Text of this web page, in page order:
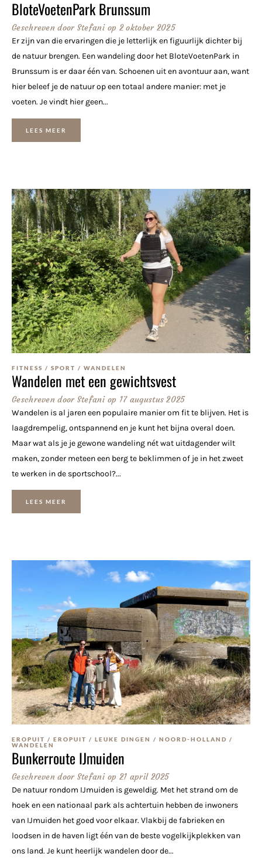
BloteVoetenPark Brunssum
Geschreven doorStefani op 2 oktober 2025
Er zijn van die ervaringen die je letterlijk en figuurlijk dichter bij
de natuur brengen. Een wandeling door het BloteVoetenPark in
Brunssum is er daar één van. Schoenen uit en avontuur aan, want
hier beleef je de natuur op een totaal andere manier: met je
voeten. Je vindt hier geen...
LEES MEER
FITNESS / SPORT / WANDELEN
Wandelen met een gewichtsvest
Geschreven doorStefani op 17 augustus 2025
Wandelen is al jaren een populaire manier om fit te blijven. Het is
laagdrempelig, ontspannend en je kunt het bijna overal doen.
Maar wat als je je gewone wandeling nét wat uitdagender wilt
maken, zonder meteen een berg te beklimmen of je in het zweet
te werken in de sportschool?...
LEES MEER
EROPUIT / EROPUIT / LEUKE DINGEN / NOORD-HOLLAND /
WANDELEN
Bunkerroute IJmuiden
Geschreven doorStefani op 21 april 2025
De natuur rondom IJmuiden is geweldig. Met het strand om de
hoek en een nationaal park als achtertuin hebben de inwoners
van IJmuiden het goed voor elkaar. Vlakbij de fabrieken en
loodsen in de haven ligt één van de beste vogelkijkplekken van
ons land. Je kunt heerlijk wandelen door de...